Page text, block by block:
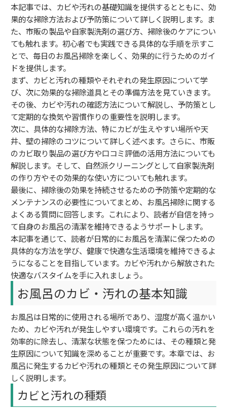
本記事では、カビや汚れの基礎知識を提供するとともに、効
果的な掃除方法および予防策について詳しく説明します。ま
た、市販の製品や自家製洗剤の選び方、掃除後のケアについ
ても触れます。初心者でも実践できる具体的な手順を示すこ
とで、毎日のお風呂掃除を楽しく、効果的に行うためのガイ
ドを提供します。
まず、カビと汚れの種類やそれぞれの発生原因について学
び、次に効果的な掃除道具とその準備方法を見ていきます。
その後、カビや汚れの確認方法について解説し、予防策とし
て定期的な換気や習慣作りの重要性を説明します。
次に、具体的な掃除方法、特にカビが生えやすい場所や天
井、壁の掃除のコツについて詳しく述べます。さらに、市販
のカビ取り製品の選び方や口コミ評価の活用方法についても
解説します。そして、自然派クリーニングとして自家製洗剤
の作り方やその効果的な使い方についても触れます。
最後に、掃除後の効果を持続させるための予防策や定期的な
メンテナンスの必要性についてまとめ、お風呂掃除に関する
よくある質問に回答します。これにより、読者が自信を持っ
て自身のお風呂の清潔を維持できるようサポートします。
本記事を通じて、読者が日常的にお風呂を清潔に保つための
具体的な方法を学び、健康で快適な生活環境を維持できるよ
うになることを目指しています。カビや汚れから解放された
快適なバスタイムを手に入れましょう。
お風呂のカビ・汚れの基本知識
お風呂は日常的に使用される場所であり、湿度が高く温かい
ため、カビや汚れが発生しやすい環境です。これらの汚れを
効率的に除去し、清潔な状態を保つためには、その種類と発
生原因について知識を深めることが重要です。本章では、お
風呂に発生するカビや汚れの種類とその発生原因について詳
しく説明します。
カビと汚れの種類